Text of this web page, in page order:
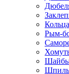
Рым-